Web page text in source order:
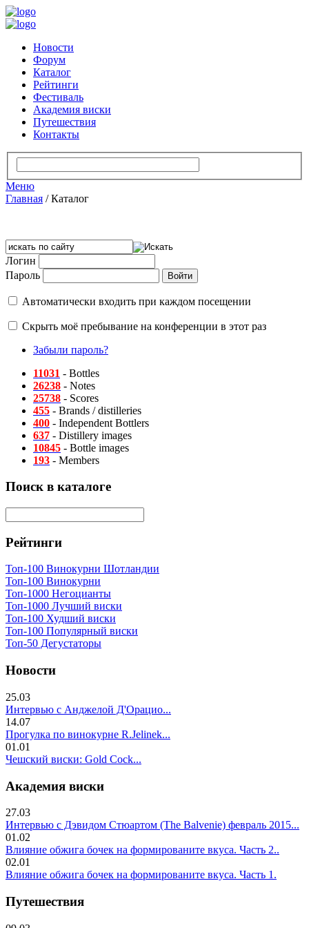
Новости
Форум
Каталог
Рейтинги
Фестиваль
Академия виски
Путешествия
Контакты
Меню
Главная /Каталог
Логин
Пароль
Автоматически входить при каждом посещении
Скрыть моё пребывание на конференции в этот раз
Забыли пароль?
11031 - Bottles
26238 - Notes
25738 - Scores
455 - Brands / distilleries
400 - Independent Bottlers
637 - Distillery images
10845 - Bottle images
193 - Members
Поиск в каталоге
Рейтинги
Топ-100 Винокурни Шотландии
Топ-100 Винокурни
Топ-1000 Негоцианты
Топ-1000 Лучший виски
Топ-100 Худший виски
Топ-100 Популярный виски
Топ-50 Дегустаторы
Новости
25.03
Интервью с Анджелой Д'Орацио...
14.07
Прогулка по винокурне R.Jelinek...
01.01
Чешский виски: Gold Cock...
Академия виски
27.03
Интервью с Дэвидом Стюартом (The Balvenie) февраль 2015...
01.02
Влияние обжига бочек на формированите вкуса. Часть 2..
02.01
Влияние обжига бочек на формированите вкуса. Часть 1.
Путешествия